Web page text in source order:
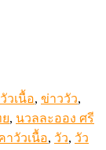
วเนื้อ, ข่าววัว,
, นวลละออง ศรี
าวัวเนื้อ, วัว, วัว